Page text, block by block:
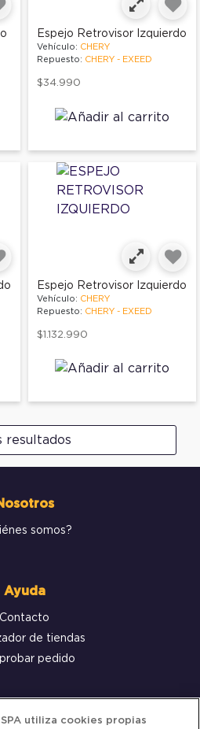
Espejo Retrovisor Izquierdo
Vehículo: CHERY
Repuesto: CHERY - EXEED
$34.990
Espejo Retrovisor Izquierdo
Vehículo: CHERY
Repuesto: CHERY - EXEED
$1.132.990
resultados
somos?
Ayuda
Contacto
de tiendas
pedido
al cliente
SPA utiliza cookies propias